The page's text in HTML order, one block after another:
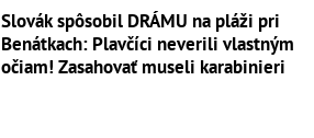
Slovák spôsobil DRÁMU na pláži pri
Benátkach: Plavčíci neverili vlastným
očiam! Zasahovať museli karabinieri